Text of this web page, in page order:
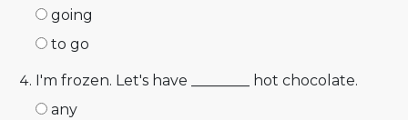
going
to go
I'm frozen. Let's have ________ hot chocolate.
any